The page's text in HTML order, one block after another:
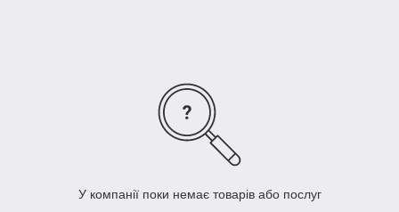
У компанії поки немає товарів або послуг